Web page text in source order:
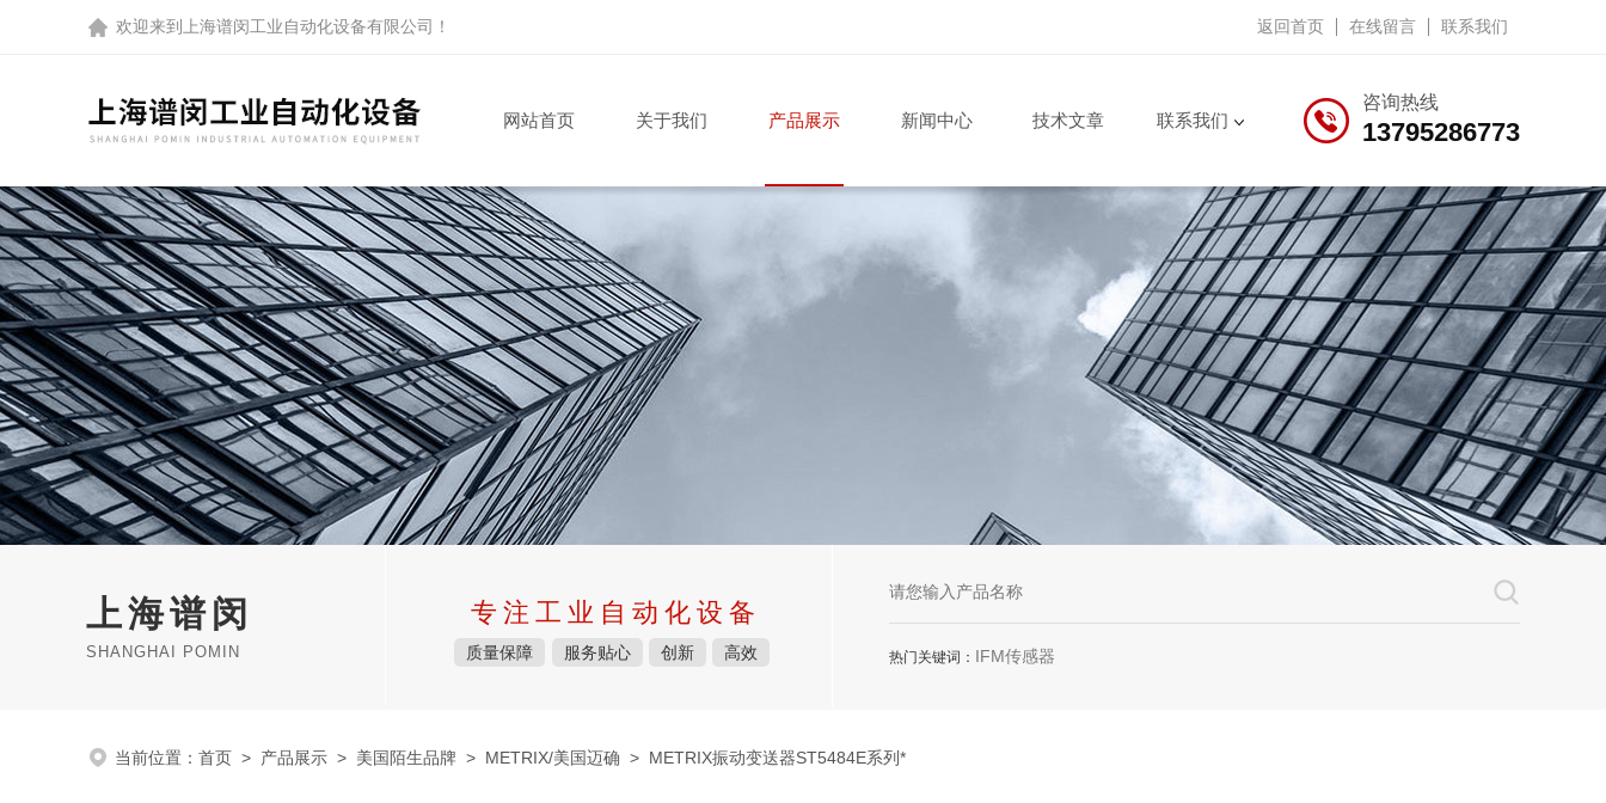
欢迎来到 上海谱闵工业自动化设备有限公司 ！ 返回首页 在线留言 联系我们
咨询热线
13795286773
网站首页 关于我们 产品展示 新闻中心 技术文章 联系我们
上海谱闵
SHANGHAI POMIN
专注工业自动化设备
质量保障 服务贴心 创新 高效 热门关键词： IFM传感器
当前位置： 首页 > 产品展示 > 美国陌生品牌 > METRIX/美国迈确 > METRIX振动变送器ST5484E系列*